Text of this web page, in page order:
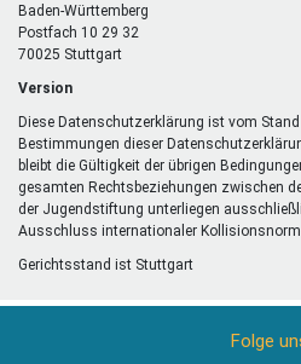
Baden-Württemberg
Postfach 10 29 32
70025 Stuttgart
Version
Diese Datenschutzerklärung ist vom
Bestimmungen dieser
bleibt die Gültigkeit der übrigen
gesamten Rechtsbeziehungen zwischen
der Jugendstiftung unterliegen
Ausschluss internationaler
Gerichtsstand ist Stuttgart
Folge